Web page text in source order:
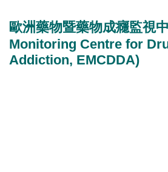
歐洲藥物暨藥物成癮監視
Monitoring Centre for
Addiction, EMCDDA)